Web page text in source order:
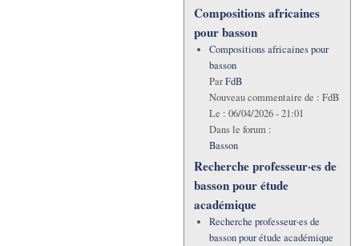
Compositions africaines
pour basson
Compositions africaines pour
basson
ParFdB
Nouveau commentaire de : FdB
Le : 06/04/2026 - 21:01
Dans le forum :
Basson
Recherche professeur·es de
basson pour étude
académique
Recherche professeur·es de
basson pour étude académique